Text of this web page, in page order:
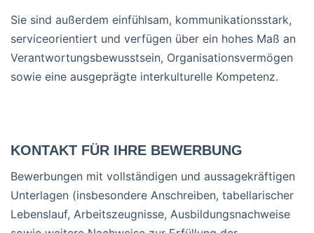
Sie sind außerdem einfühlsam, kommunikationsstark,
serviceorientiert und verfügen über ein hohes Maß an
Verantwortungsbewusstsein, Organisationsvermögen
sowie eine ausgeprägte interkulturelle Kompetenz.
KONTAKT FÜR IHRE BEWERBUNG
Bewerbungen mit vollständigen und aussagekräftigen
Unterlagen (insbesondere Anschreiben, tabellarischer
Lebenslauf, Arbeitszeugnisse, Ausbildungsnachweise